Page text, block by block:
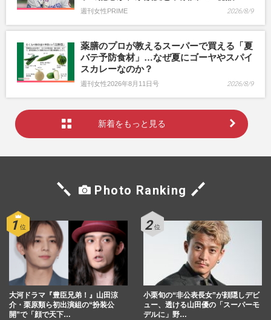
週刊女性PRIME 2026/8/9
薬膳のプロが教えるスーパーで買える「夏
バテ予防食材」…なぜ夏にゴーヤやスパイ
スカレーなのか？
週刊女性2026年8月11日号 2026/8/9
新着をもっと見る
Photo Ranking
大河ドラマ『豊臣兄弟！』山田涼
介・栗原類ら初出演組の“扮装公
開”で「顔で天下…
小栗旬の“非公表長女”が顔隠しデビ
ュー、透ける山田優の「スーパーモ
デルに」野…